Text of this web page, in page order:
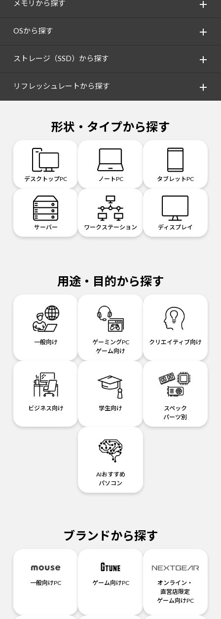
メモリから探す
OSから探す
ストレージ（SSD）から探す
リフレッシュレートから探す
形状・タイプから探す
デスクトップPC ノートPC タブレットPC
サーバー ワークステーション ディスプレイ
用途・目的から探す
一般向け
ゲーミングPC
ゲーム向け
クリエイティブ向け
ビジネス向け 学生向け
スペック
パーツ別
AIおすすめ
パソコン
ブランドから探す
一般向けPC ゲーム向けPC
オンライン・
直営店限定
ゲーム向けPC